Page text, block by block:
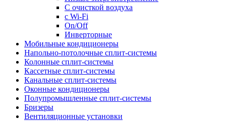
С очисткой воздуха
с Wi-Fi
On/Off
Инверторные
Мобильные кондиционеры
Напольно-потолоч​ные ​сплит-системы
Колонные ​​сплит-системы
Кассетные сплит-системы
Канальные сплит-системы
Оконные кондиционеры
Полупромышленные сплит-системы
Бризеры
Вентиляционные установки